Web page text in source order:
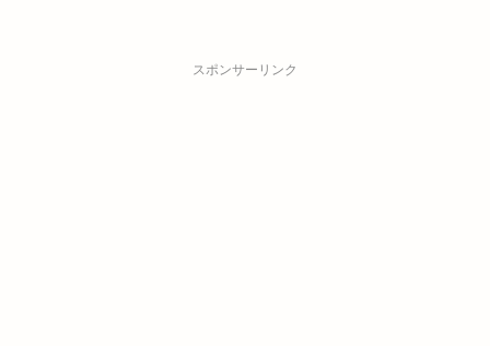
スポンサーリンク